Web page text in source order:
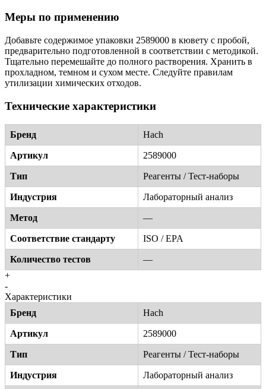
Меры по применению
Добавьте содержимое упаковки 2589000 в кювету с пробой,
предварительно подготовленной в соответствии с методикой.
Тщательно перемешайте до полного растворения. Хранить в
прохладном, темном и сухом месте. Следуйте правилам
утилизации химических отходов.
Технические характеристики
Бренд Hach
Артикул 2589000
Тип Реагенты / Тест-наборы
Индустрия Лабораторный анализ
Метод —
Соответствие стандарту ISO / EPA
Количество тестов
—
+
-
Характеристики
Бренд
Hach
Артикул 2589000
Тип Реагенты / Тест-наборы
Индустрия Лабораторный анализ